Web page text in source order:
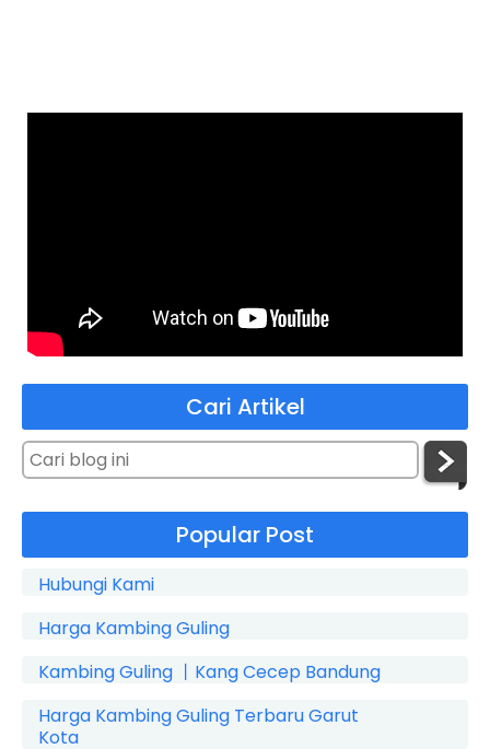
Cari Artikel
Popular Post
Hubungi Kami
Harga Kambing Guling
Kambing Guling 丨Kang Cecep Bandung
Harga Kambing Guling Terbaru Garut
Kota